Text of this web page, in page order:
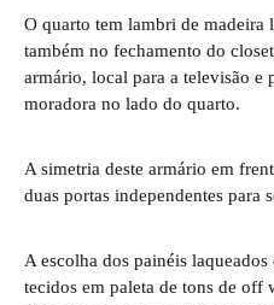
O quarto tem lambri de madeira
também no fechamento do
armário, local para a televisão e
moradora no lado do quarto.
A simetria deste armário em
duas portas independentes para
A escolha dos painéis
tecidos em paleta de tons de off